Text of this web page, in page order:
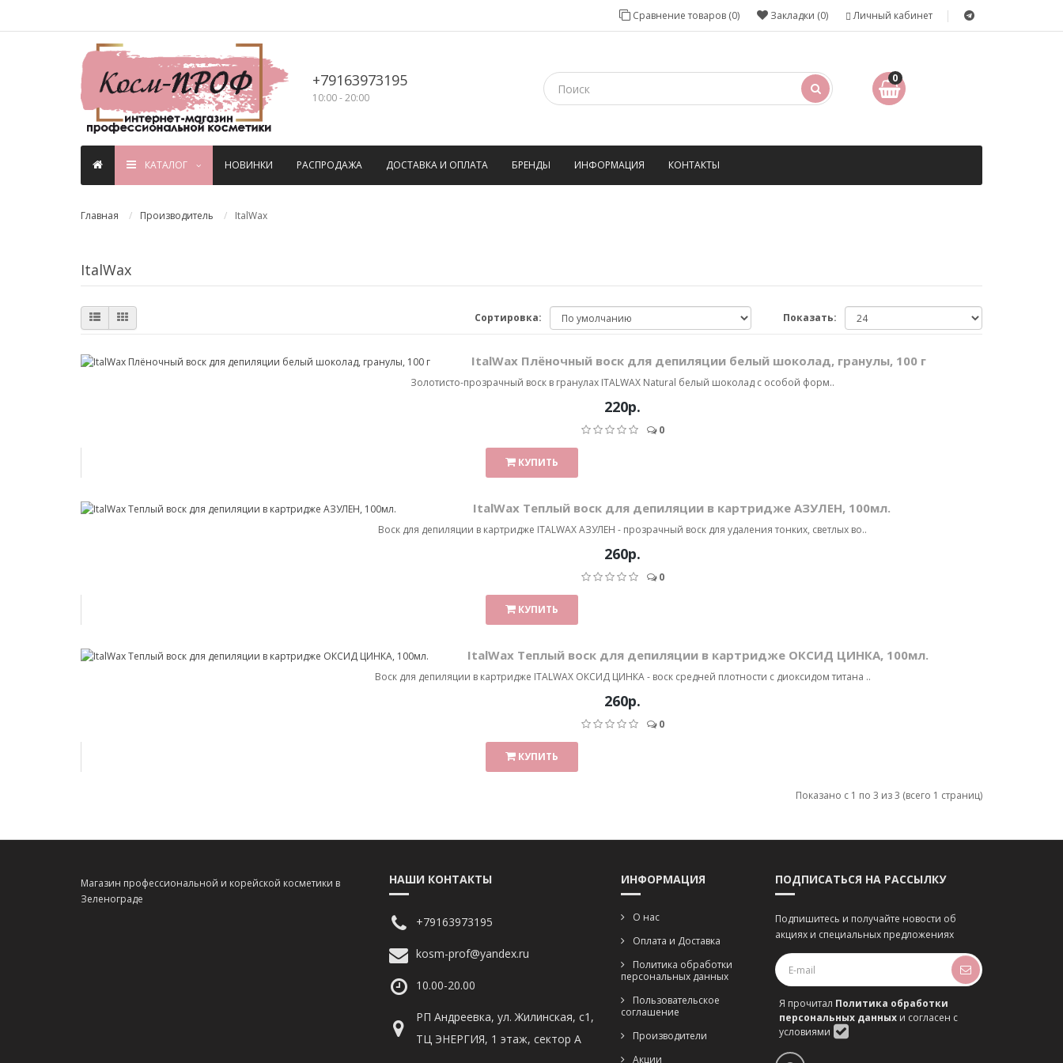
Личный кабинет
Закладки (0)
Сравнение товаров (0)
+79163973195
10:00 - 20:00
0
КАТАЛОГ НОВИНКИ РАСПРОДАЖА ДОСТАВКА И ОПЛАТА БРЕНДЫ ИНФОРМАЦИЯ КОНТАКТЫ
Главная Производитель ItalWax
ItalWax
Сортировка: Показать:
ItalWax Плёночный воск для депиляции белый шоколад, гранулы, 100 г
Золотисто-прозрачный воск в гранулах ITALWAX Natural белый шоколад с особой форм..
220р.
0
КУПИТЬ
ItalWax Теплый воск для депиляции в картридже АЗУЛЕН, 100мл.
Воск для депиляции в картридже ITALWAX АЗУЛЕН - прозрачный воск для удаления тонких, светлых во..
260р.
0
КУПИТЬ
ItalWax Теплый воск для депиляции в картридже ОКСИД ЦИНКА, 100мл.
Воск для депиляции в картридже ITALWAX ОКСИД ЦИНКА - воск средней плотности с диоксидом титана ..
260р.
0
КУПИТЬ
Показано с 1 по 3 из 3 (всего 1 страниц)
Магазин профессиональной и корейской косметики в
Зеленограде
НАШИ КОНТАКТЫ
+79163973195
kosm-prof@yandex.ru
10.00-20.00
РП Андреевка, ул. Жилинская, с1,
ТЦ ЭНЕРГИЯ, 1 этаж, сектор А
ИНФОРМАЦИЯ
О нас
Оплата и Доставка
Политика обработки
персональных данных
Пользовательское
соглашение
Производители
Акции
ПОДПИСАТЬСЯ НА РАССЫЛКУ
Подпишитесь и получайте новости об
акциях и специальных предложениях
Я прочитал Политика обработки
персональных данныхи согласен с
условиями